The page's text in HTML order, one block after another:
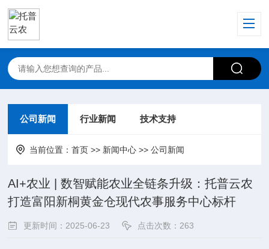
公司新闻 行业新闻 技术支持
当前位置：首页 >> 新闻中心 >>公司新闻
AI+农业 | 数智赋能农业全链条升级：托普云农
打造富阳新桐黄金仓现代农事服务中心标杆
更新时间：2025-06-23 点击次数：263